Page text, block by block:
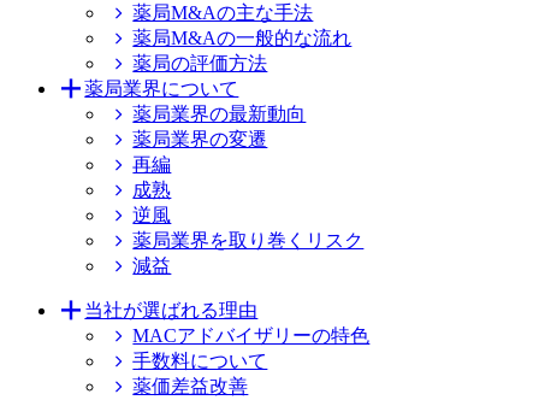
薬局M&Aの主な手法
薬局M&Aの一般的な流れ
薬局の評価方法
薬局業界について
薬局業界の最新動向
薬局業界の変遷
再編
成熟
逆風
薬局業界を取り巻くリスク
減益
当社が選ばれる理由
MACアドバイザリーの特色
手数料について
薬価差益改善